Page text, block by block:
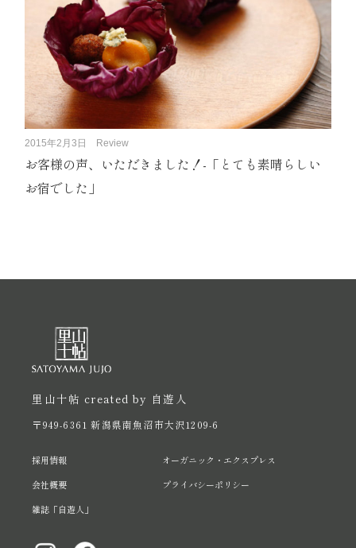
2015年2月3日 Review
お客様の声、いただきました！-「とても素晴らしい
お宿でした」
里山十帖 created by 自遊人
〒949-6361 新潟県南魚沼市大沢1209-6
採用情報
会社概要
雑誌「自遊人」
オーガニック・エクスプレス
プライバシーポリシー